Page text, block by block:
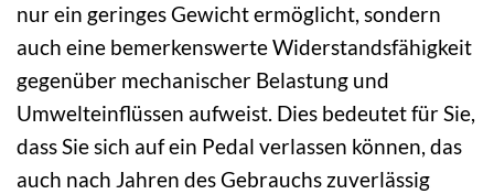
nur ein geringes Gewicht ermöglicht, sondern
auch eine bemerkenswerte Widerstandsfähigkeit
gegenüber mechanischer Belastung und
Umwelteinflüssen aufweist. Dies bedeutet für Sie,
dass Sie sich auf ein Pedal verlassen können, das
auch nach Jahren des Gebrauchs zuverlässig